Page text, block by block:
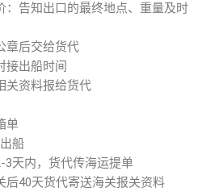
：告知出口的最终地点、重量及时
章后交给货代
接出船时间
关资料报给货代
单
船
3天内，货代传海运提单
后40天货代寄送海关报关资料